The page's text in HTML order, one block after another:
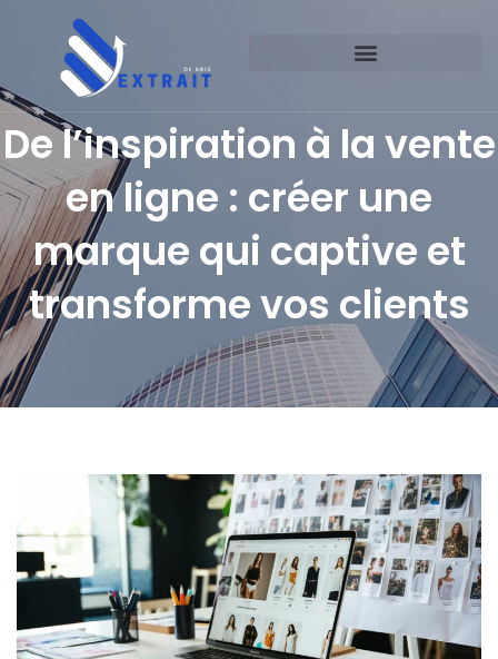
De l’inspiration à la vente
en ligne : créer une
marque qui captive et
transforme vos clients